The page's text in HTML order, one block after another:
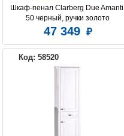
Шкаф-пенал Clarberg Due Amanti
50 черный, ручки золото
47 349
Код: 58520